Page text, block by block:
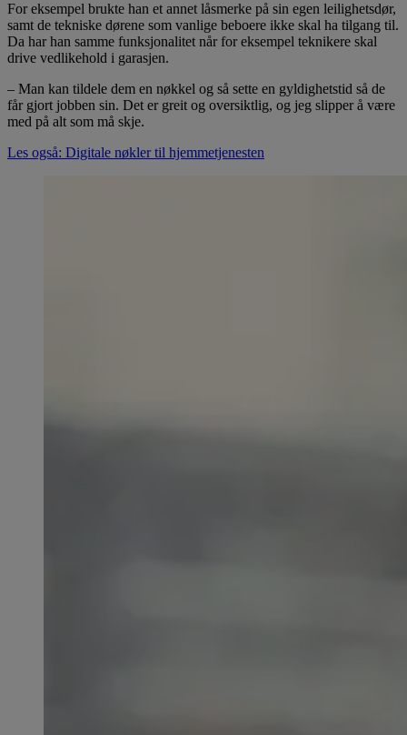
For eksempel brukte han et annet låsmerke på sin egen leilighetsdør,
samt de tekniske dørene som vanlige beboere ikke skal ha tilgang til.
Da har han samme funksjonalitet når for eksempel teknikere skal
drive vedlikehold i garasjen.
– Man kan tildele dem en nøkkel og så sette en gyldighetstid så de
får gjort jobben sin. Det er greit og oversiktlig, og jeg slipper å være
med på alt som må skje.
Les også: Digitale nøkler til hjemmetjenesten